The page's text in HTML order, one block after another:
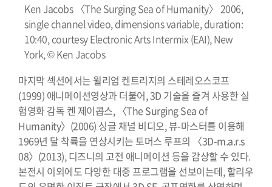
Ken Jacobs 〈The Surging Sea of Humanity〉 2006,
single channel video, dimensions variable, duration:
10:40, courtesy Electronic Arts Intermix (EAI), New
York, © Ken Jacobs
마지막 섹션에서는 윌리엄 켄트리지의 스테레오스코프
(1999) 애니메이션영상과 더불어, 3D 기술을 즐겨 사용한 실
험영화 감독 켄 제이콥스, 〈The Surging Sea of
Humanity〉(2006) 싱글 채널 비디오, 뷰-마스터를 이용해
1969년 달 착륙을 연상시키는 토머스 루프의 〈3D-m.a.r.s
08〉(2013), 디즈니의 고전 애니메이션 등을 감상할 수 있다.
본전시 이외에도 다양한 대중 프로그램을 선보이는데, 할리우